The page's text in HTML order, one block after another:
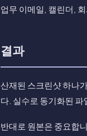
업무 이메일, 캘린더,
결과
산재된 스크린샷 하나
다. 실수로 동기화된 파
반대로 원본은 중요합